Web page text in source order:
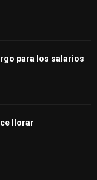
para los salarios
llorar